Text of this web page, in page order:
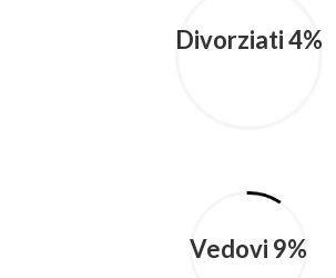
Divorziati 4%
Vedovi 9%